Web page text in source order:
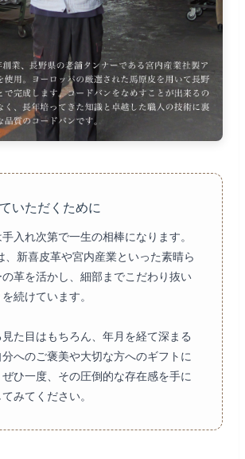
いただくために
入れ次第で一生の相棒になります。
、新喜皮革や宮内産業といった素晴ら
の革を活かし、細部までこだわり抜い
続けています。
た目はもちろん、年月を経て深まる
へのご褒美や大切な方へのギフトに
ひ一度、その圧倒的な存在感を手に
みてください。